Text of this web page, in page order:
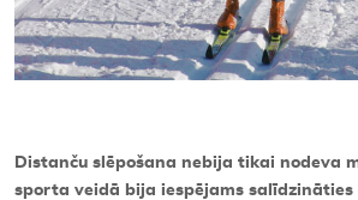
Distanču slēpošana nebija tikai nodeva
sporta veidā bija iespējams salīdzināties